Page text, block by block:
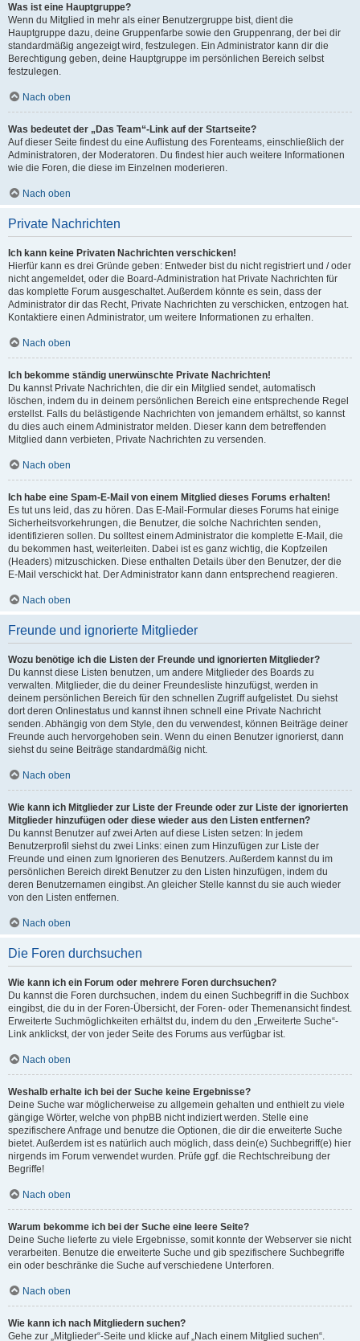
Was ist eine Hauptgruppe?
Wenn du Mitglied in mehr als einer Benutzergruppe bist, dient die
Hauptgruppe dazu, deine Gruppenfarbe sowie den Gruppenrang, der bei dir
standardmäßig angezeigt wird, festzulegen. Ein Administrator kann dir die
Berechtigung geben, deine Hauptgruppe im persönlichen Bereich selbst
festzulegen.
Nach oben
Was bedeutet der „Das Team“-Link auf der Startseite?
Auf dieser Seite findest du eine Auflistung des Forenteams, einschließlich der
Administratoren, der Moderatoren. Du findest hier auch weitere Informationen
wie die Foren, die diese im Einzelnen moderieren.
Nach oben
Private Nachrichten
Ich kann keine Privaten Nachrichten verschicken!
Hierfür kann es drei Gründe geben: Entweder bist du nicht registriert und / oder
nicht angemeldet, oder die Board-Administration hat Private Nachrichten für
das komplette Forum ausgeschaltet. Außerdem könnte es sein, dass der
Administrator dir das Recht, Private Nachrichten zu verschicken, entzogen hat.
Kontaktiere einen Administrator, um weitere Informationen zu erhalten.
Nach oben
Ich bekomme ständig unerwünschte Private Nachrichten!
Du kannst Private Nachrichten, die dir ein Mitglied sendet, automatisch
löschen, indem du in deinem persönlichen Bereich eine entsprechende Regel
erstellst. Falls du belästigende Nachrichten von jemandem erhältst, so kannst
du dies auch einem Administrator melden. Dieser kann dem betreffenden
Mitglied dann verbieten, Private Nachrichten zu versenden.
Nach oben
Ich habe eine Spam-E-Mail von einem Mitglied dieses Forums erhalten!
Es tut uns leid, das zu hören. Das E-Mail-Formular dieses Forums hat einige
Sicherheitsvorkehrungen, die Benutzer, die solche Nachrichten senden,
identifizieren sollen. Du solltest einem Administrator die komplette E-Mail, die
du bekommen hast, weiterleiten. Dabei ist es ganz wichtig, die Kopfzeilen
(Headers) mitzuschicken. Diese enthalten Details über den Benutzer, der die
E-Mail verschickt hat. Der Administrator kann dann entsprechend reagieren.
Nach oben
Freunde und ignorierte Mitglieder
Wozu benötige ich die Listen der Freunde und ignorierten Mitglieder?
Du kannst diese Listen benutzen, um andere Mitglieder des Boards zu
verwalten. Mitglieder, die du deiner Freundesliste hinzufügst, werden in
deinem persönlichen Bereich für den schnellen Zugriff aufgelistet. Du siehst
dort deren Onlinestatus und kannst ihnen schnell eine Private Nachricht
senden. Abhängig von dem Style, den du verwendest, können Beiträge deiner
Freunde auch hervorgehoben sein. Wenn du einen Benutzer ignorierst, dann
siehst du seine Beiträge standardmäßig nicht.
Nach oben
Wie kann ich Mitglieder zur Liste der Freunde oder zur Liste der ignorierten
Mitglieder hinzufügen oder diese wieder aus den Listen entfernen?
Du kannst Benutzer auf zwei Arten auf diese Listen setzen: In jedem
Benutzerprofil siehst du zwei Links: einen zum Hinzufügen zur Liste der
Freunde und einen zum Ignorieren des Benutzers. Außerdem kannst du im
persönlichen Bereich direkt Benutzer zu den Listen hinzufügen, indem du
deren Benutzernamen eingibst. An gleicher Stelle kannst du sie auch wieder
von den Listen entfernen.
Nach oben
Die Foren durchsuchen
Wie kann ich ein Forum oder mehrere Foren durchsuchen?
Du kannst die Foren durchsuchen, indem du einen Suchbegriff in die Suchbox
eingibst, die du in der Foren-Übersicht, der Foren- oder Themenansicht findest.
Erweiterte Suchmöglichkeiten erhältst du, indem du den „Erweiterte Suche“-
Link anklickst, der von jeder Seite des Forums aus verfügbar ist.
Nach oben
Weshalb erhalte ich bei der Suche keine Ergebnisse?
Deine Suche war möglicherweise zu allgemein gehalten und enthielt zu viele
gängige Wörter, welche von phpBB nicht indiziert werden. Stelle eine
spezifischere Anfrage und benutze die Optionen, die dir die erweiterte Suche
bietet. Außerdem ist es natürlich auch möglich, dass dein(e) Suchbegriff(e) hier
nirgends im Forum verwendet wurden. Prüfe ggf. die Rechtschreibung der
Begriffe!
Nach oben
Warum bekomme ich bei der Suche eine leere Seite?
Deine Suche lieferte zu viele Ergebnisse, somit konnte der Webserver sie nicht
verarbeiten. Benutze die erweiterte Suche und gib spezifischere Suchbegriffe
ein oder beschränke die Suche auf verschiedene Unterforen.
Nach oben
Wie kann ich nach Mitgliedern suchen?
Gehe zur „Mitglieder“-Seite und klicke auf „Nach einem Mitglied suchen“.